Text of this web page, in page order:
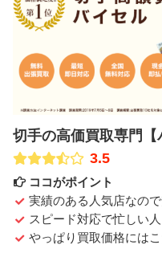
切手の高価買取専門【
3.5
ココがポイント
実績のある人気店なの
スピード対応で忙しい
やっぱり買取価格には